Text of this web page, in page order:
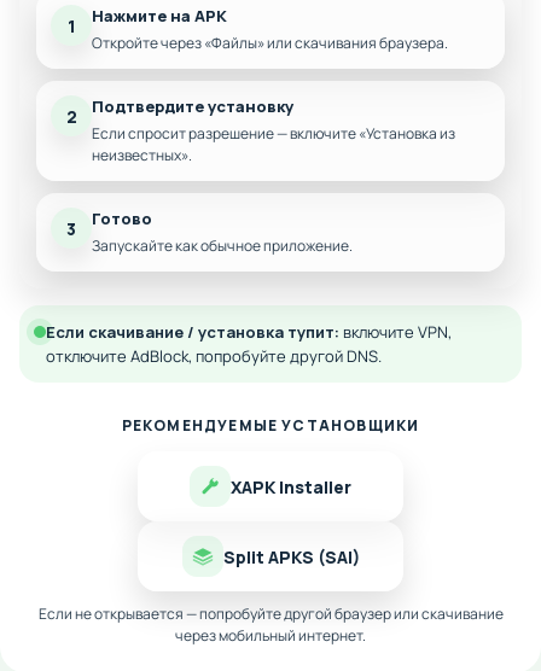
1 Нажмите на APK
Откройте через «Файлы» или скачивания браузера.
2 Подтвердите установку
Если спросит разрешение — включите «Установка из
неизвестных».
3 Готово
Запускайте как обычное приложение.
Если скачивание / установка тупит: включите VPN,
отключите AdBlock, попробуйте другой DNS.
РЕКОМЕНДУЕМЫЕ УСТАНОВЩИКИ
XAPK Installer
Split APKS (SAI)
Если не открывается — попробуйте другой браузер или скачивание
через мобильный интернет.